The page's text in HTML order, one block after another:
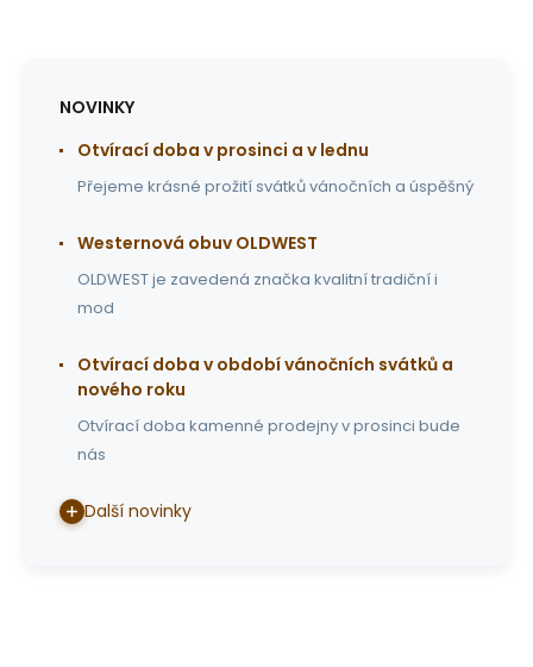
NOVINKY
Otvírací doba v prosinci a v lednu
Přejeme krásné prožití svátků vánočních a úspěšný
Westernová obuv OLDWEST
OLDWEST je zavedená značka kvalitní tradiční i
mod
Otvírací doba v období vánočních svátků a
nového roku
Otvírací doba kamenné prodejny v prosinci bude
nás
Další novinky